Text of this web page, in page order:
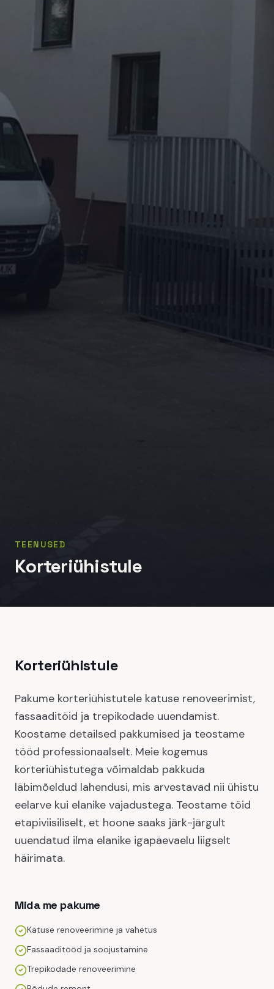
TEENUSED
Korteriühistule
Korteriühistule
Pakume korteriühistutele katuse renoveerimist,
fassaaditöid ja trepikodade uuendamist.
Koostame detailsed pakkumised ja teostame
tööd professionaalselt. Meie kogemus
korteriühistutega võimaldab pakkuda
läbimõeldud lahendusi, mis arvestavad nii ühistu
eelarve kui elanike vajadustega. Teostame töid
etapiviisiliselt, et hoone saaks järk-järgult
uuendatud ilma elanike igapäevaelu liigselt
häirimata.
Mida me pakume
Katuse renoveerimine ja vahetus
Fassaaditööd ja soojustamine
Trepikodade renoveerimine